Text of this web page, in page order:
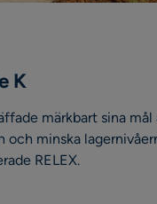
K
märkbart sina mål
och minska
RELEX.